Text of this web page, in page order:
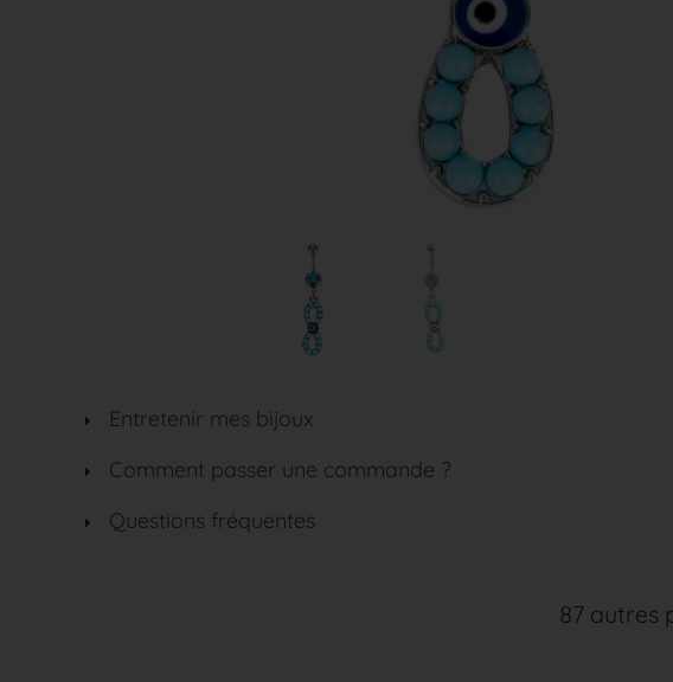
Entretenir mes bijoux
Comment passer une commande ?
Questions fréquentes
87 autres